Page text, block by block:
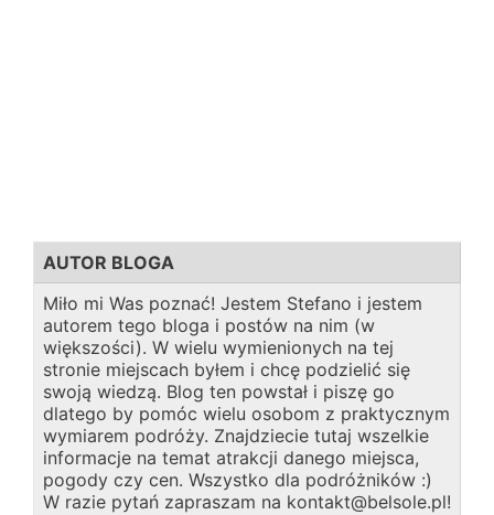
AUTOR BLOGA
Miło mi Was poznać! Jestem Stefano i jestem
autorem tego bloga i postów na nim (w
większości). W wielu wymienionych na tej
stronie miejscach byłem i chcę podzielić się
swoją wiedzą. Blog ten powstał i piszę go
dlatego by pomóc wielu osobom z praktycznym
wymiarem podróży. Znajdziecie tutaj wszelkie
informacje na temat atrakcji danego miejsca,
pogody czy cen. Wszystko dla podróżników :)
W razie pytań zapraszam na kontakt@belsole.pl!